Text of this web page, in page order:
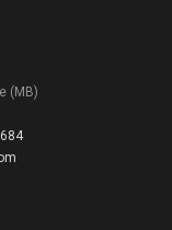
(MB)